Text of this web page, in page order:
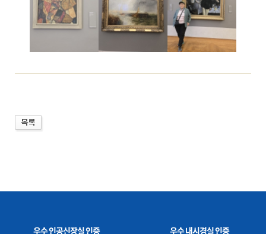
우수 인공신장실 인증 우수 내시경실 인증